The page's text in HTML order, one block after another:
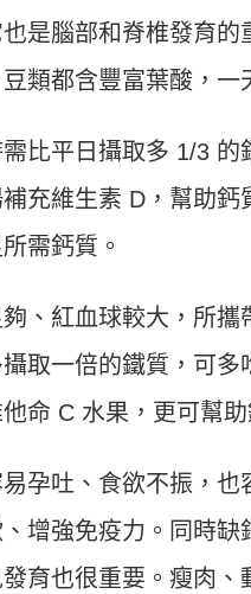
是腦部和脊椎發育
類都含豐富葉酸，一
比平日攝取多 1/3
充維生素 D，幫助
需鈣質。
、紅血球較大，所
取一倍的鐵質，可
命 C 水果，更可幫助
孕吐、食欲不振，
增強免疫力。同時
育也很重要。瘦肉